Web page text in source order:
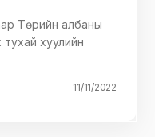
Төрийн албаны
хуулийн
11/11/2022